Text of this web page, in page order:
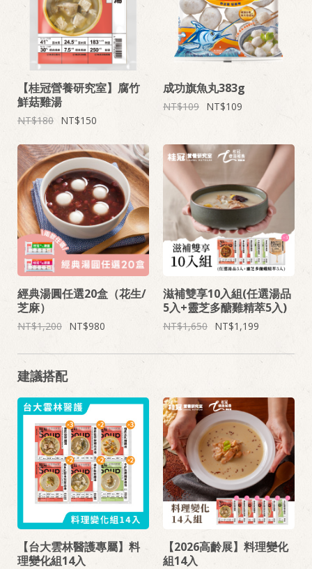
【桂冠營養研究室】腐竹
鮮菇雞湯
180 150
成功旗魚丸383g
109 109
經典湯圓任選20盒（花生/
芝麻）
1,200 980
滋補雙享10入組(任選湯品
5入+靈芝多醣雞精萃5入)
1,650 1,199
建議搭配
【台大雲林醫護專屬】料
理變化組14入
【2026高齡展】料理變化
組14入